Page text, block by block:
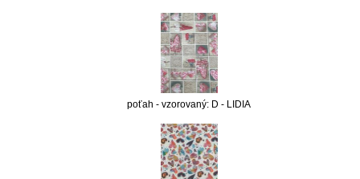
poťah - vzorovaný: D - LIDIA